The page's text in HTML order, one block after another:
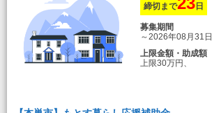
締切まで 日
募集期間
～2026年08月31日
上限金額・助成額
上限30万円、